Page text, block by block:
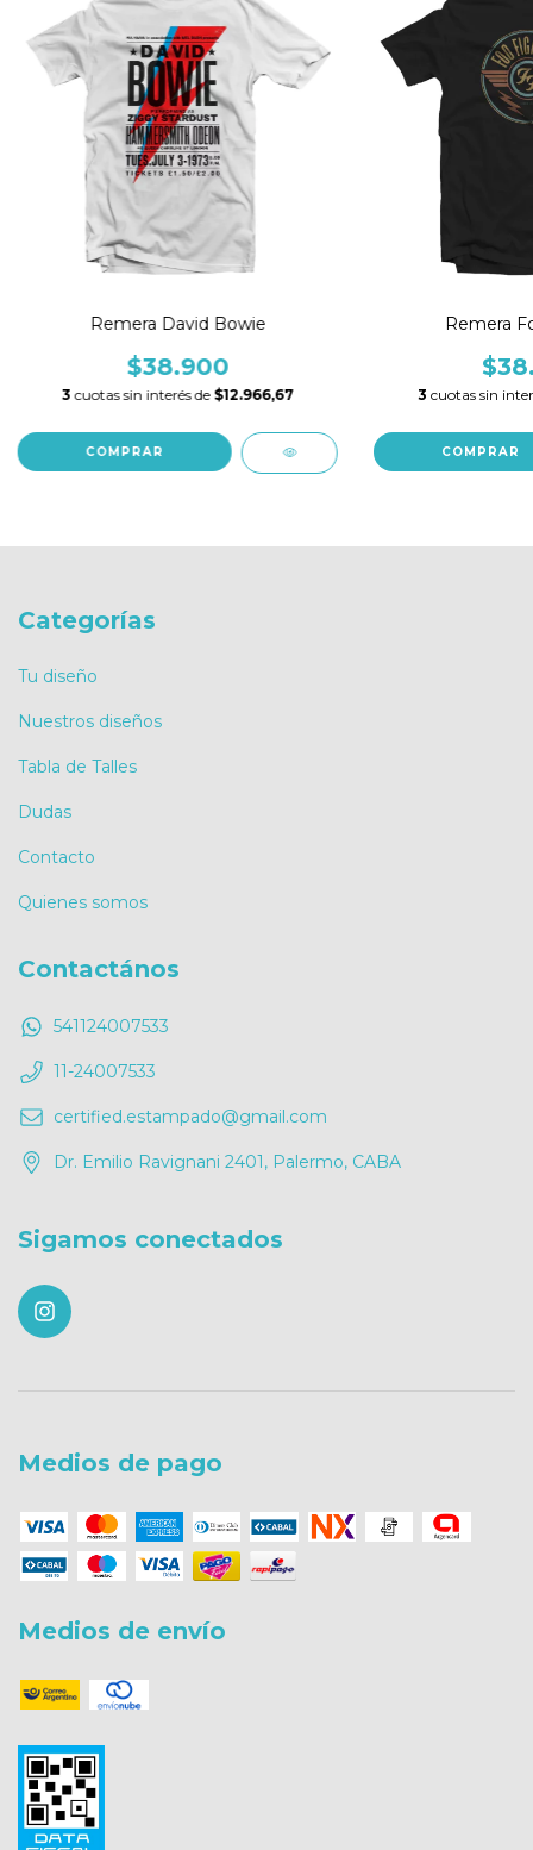
Remera David Bowie
$38.900
3 cuotas sin interés de $12.966,67
COMPRAR
Remera
3 cuotas sin
COMPRAR
Categorías
Tu diseño
Nuestros diseños
Tabla de Talles
Dudas
Contacto
Quienes somos
Contactános
541124007533
11-24007533
certified.estampado@gmail.com
Dr. Emilio Ravignani 2401, Palermo, CABA
Sigamos conectados
Medios de pago
Medios de envío